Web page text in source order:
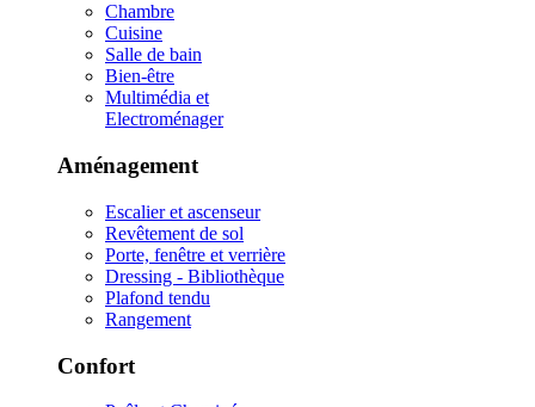
Chambre
Cuisine
Salle de bain
Bien-être
Multimédia et
Electroménager
Aménagement
Escalier et ascenseur
Revêtement de sol
Porte, fenêtre et verrière
Dressing - Bibliothèque
Plafond tendu
Rangement
Confort